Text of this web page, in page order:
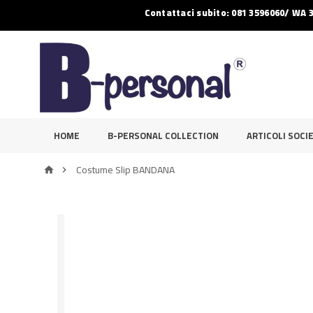
Contattaci subito: 081 3596060/ WA
HOME B-PERSONAL COLLECTION ARTICOLI
  Costume Slip BANDANA